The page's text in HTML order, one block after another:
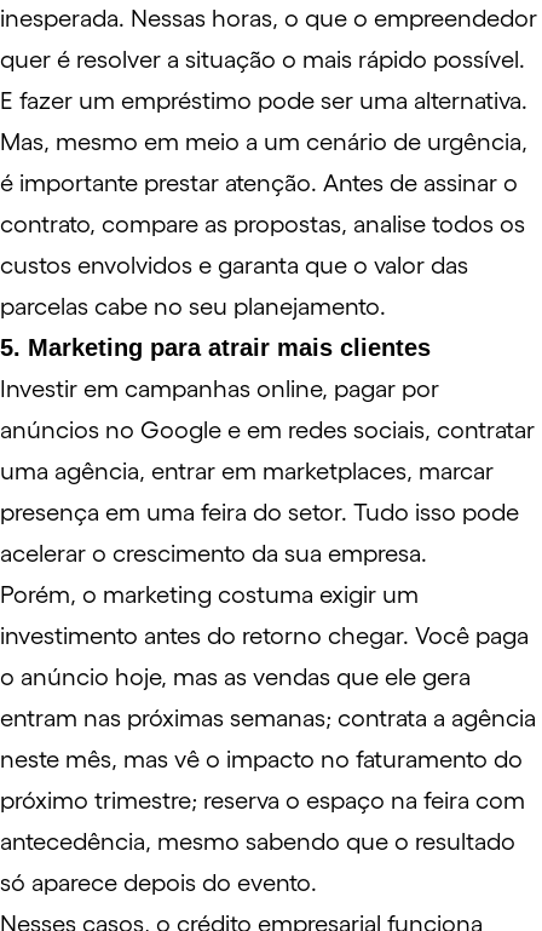
inesperada. Nessas horas, o que o empreendedor
quer é resolver a situação o mais rápido possível.
E fazer um empréstimo pode ser uma alternativa.
Mas, mesmo em meio a um cenário de urgência,
é importante prestar atenção. Antes de assinar o
contrato, compare as propostas, analise todos os
custos envolvidos e garanta que o valor das
parcelas cabe no seu planejamento.
5. Marketing para atrair mais clientes
Investir em campanhas online, pagar por
anúncios no Google e em redes sociais, contratar
uma agência, entrar em marketplaces, marcar
presença em uma feira do setor. Tudo isso pode
acelerar o crescimento da sua empresa.
Porém, o marketing costuma exigir um
investimento antes do retorno chegar. Você paga
o anúncio hoje, mas as vendas que ele gera
entram nas próximas semanas; contrata a agência
neste mês, mas vê o impacto no faturamento do
próximo trimestre; reserva o espaço na feira com
antecedência, mesmo sabendo que o resultado
só aparece depois do evento.
Nesses casos, o crédito empresarial funciona